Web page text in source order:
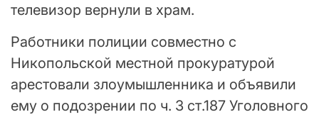
телевизор вернули в храм.
Работники полиции совместно с
Никопольской местной прокуратурой
арестовали злоумышленника и объявили
ему о подозрении по ч. 3 ст.187 Уголовного